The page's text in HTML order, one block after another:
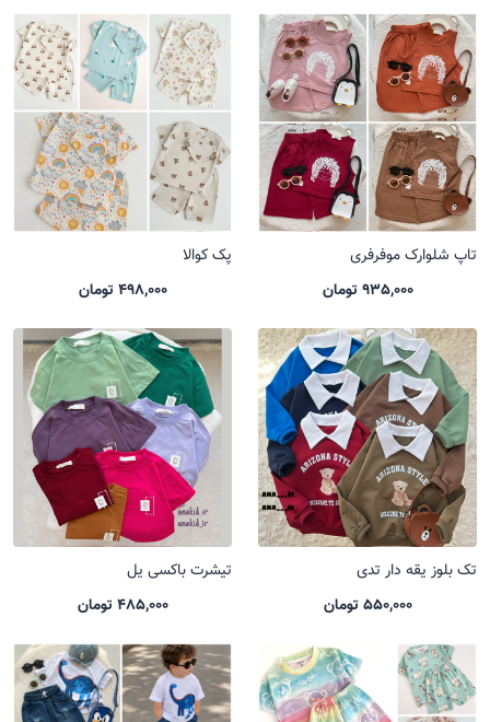
تاپ شلوارک موفرفری
935,000 تومان
پک کوالا
498,000 تومان
تک بلوز یقه دار تدی
550,000 تومان
تیشرت باکسی یل
485,000 تومان